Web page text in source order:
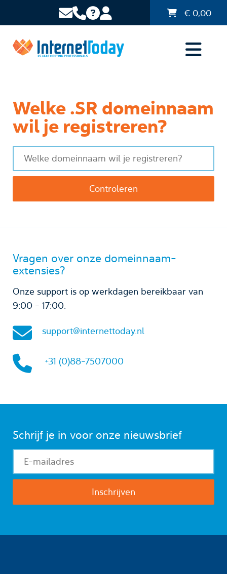
€ 0,00
Welke .SR domeinnaam
wil je registreren?
Vragen over onze domeinnaam-
extensies?
Onze support is op werkdagen bereikbaar van
9:00 - 17:00.
support@internettoday.nl
+31 (0)88-7507000
Schrijf je in voor onze nieuwsbrief